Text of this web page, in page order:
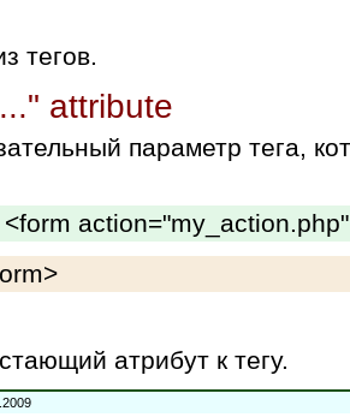
тегов.
attribute
параметр тега,
атрибут к тегу.